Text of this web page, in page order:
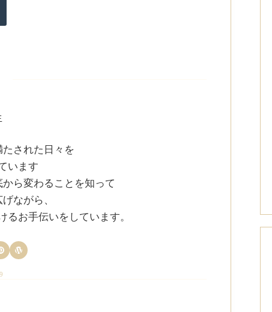
された日々を
います
ら変わることを知って
ながら、
るお手伝いをしています。